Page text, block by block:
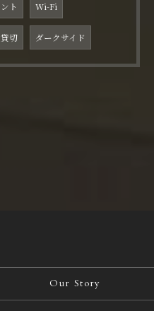
ト Wi-Fi
貸切 ダークサイド
Our Story